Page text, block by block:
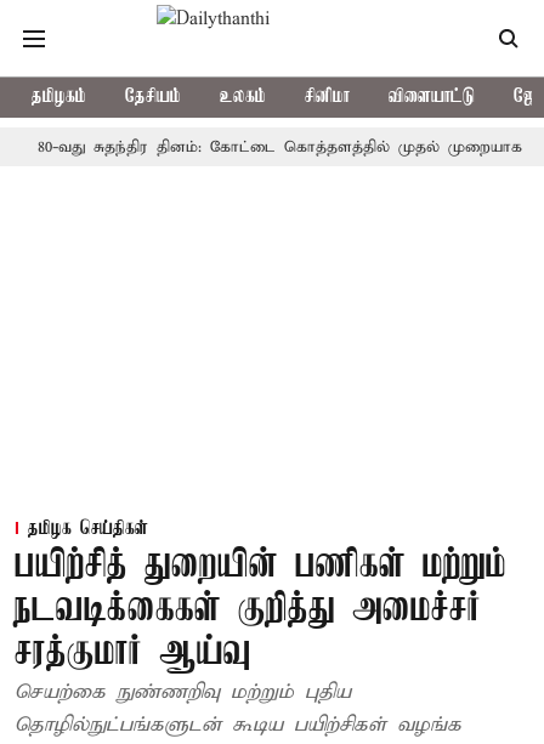
தமிழகம் தேசியம் உலகம் சினிமா விளையாட்டு
வது சுதந்திர தினம்: கோட்டை கொத்தளத்தில் முதல் முறையாக தேசிய
தமிழக செய்திகள்
பயிற்சித் துறையின் பணிகள் மற்றும்
நடவடிக்கைகள் குறித்து அமைச்சர்
சரத்குமார் ஆய்வு
செயற்கை நுண்ணறிவு மற்றும் புதிய
தொழில்நுட்பங்களுடன் கூடிய பயிற்சிகள் வழங்க